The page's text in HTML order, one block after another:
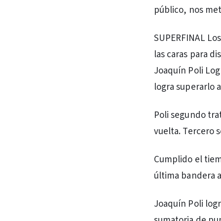
público, nos
SUPERFINAL
las caras para
Joaquín Poli
logra superarlo
Poli segundo
vuelta. Tercero
Cumplido el
última bandera
Joaquín Poli